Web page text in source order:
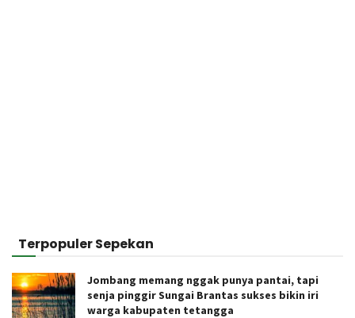
Terpopuler Sepekan
Jombang memang nggak punya pantai, tapi
senja pinggir Sungai Brantas sukses bikin iri
warga kabupaten tetangga